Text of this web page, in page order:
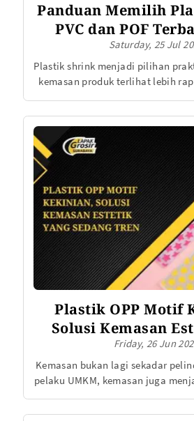
Panduan Memilih
PVC dan POF
Kemasan
Saturday, 25 Jul
Plastik shrink menjadi pilihan
kemasan produk terlihat lebih
terlindungi dari debu, kotoran,
terbuka selama
Plastik OPP Motif
Solusi Kemasan
Sedang
Friday, 26 Jun
Kemasan bukan lagi sekadar
pelaku UMKM, kemasan juga